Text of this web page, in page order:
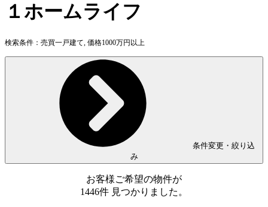
１ホームライフ
検索条件： 売買一戸建て, 価格1000万円以上
条件変更・絞り込
み
お客様ご希望の物件が
1446件 見つかりました。